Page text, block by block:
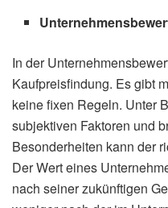
In der
Kaufpreisfindung. Es gibt
keine fixen Regeln. Unter
subjektiven Faktoren und
Besonderheiten kann der
Der Wert eines
nach seiner zukünftigen